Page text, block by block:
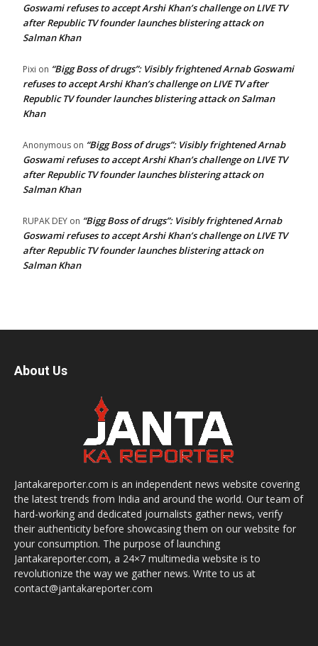
Goswami refuses to accept Arshi Khan’s challenge on LIVE TV
after Republic TV founder launches blistering attack on
Salman Khan
Pixi on “Bigg Boss of drugs”: Visibly frightened Arnab Goswami
refuses to accept Arshi Khan’s challenge on LIVE TV after
Republic TV founder launches blistering attack on Salman
Khan
Anonymous on “Bigg Boss of drugs”: Visibly frightened Arnab
Goswami refuses to accept Arshi Khan’s challenge on LIVE TV
after Republic TV founder launches blistering attack on
Salman Khan
RUPAK DEY on “Bigg Boss of drugs”: Visibly frightened Arnab
Goswami refuses to accept Arshi Khan’s challenge on LIVE TV
after Republic TV founder launches blistering attack on
Salman Khan
About Us
Jantakareporter.com is an independent news website covering
the latest trends from India and around the world. Our team of
hard-working and dedicated journalists gather news, verify
their authenticity before showcasing them on our website for
your consumption. The purpose of launching
Jantakareporter.com, a 24×7 multimedia website is to
revolutionize the way we gather news. Write to us at
contact@jantakareporter.com